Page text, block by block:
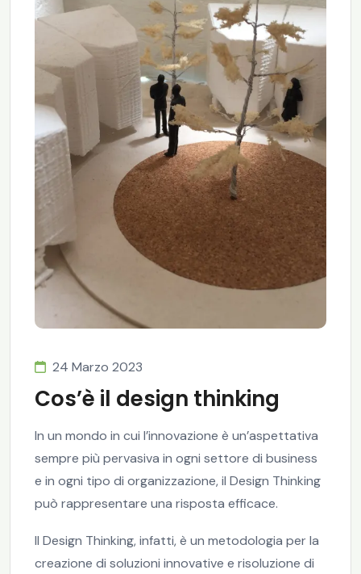
24 Marzo 2023
Cos’è il design thinking
In un mondo in cui l’innovazione è un’aspettativa
sempre più pervasiva in ogni settore di business
e in ogni tipo di organizzazione, il Design Thinking
può rappresentare una risposta efficace.
Il Design Thinking, infatti, è un metodologia per la
creazione di soluzioni innovative e risoluzione di